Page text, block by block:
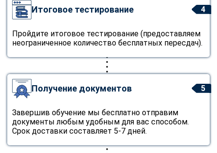
4
Итоговое тестирование
Пройдите итоговое тестирование (предоставляем
неограниченное количество бесплатных пересдач).
5
Получение документов
Завершив обучение мы бесплатно отправим
документы любым удобным для вас способом.
Срок доставки составляет 5-7 дней.